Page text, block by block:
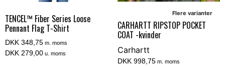
TENCEL™ Fiber Series Loose
Pennant Flag T-Shirt
DKK 348,75 m. moms
DKK 279,00 u. moms
Flere varianter
CARHARTT RIPSTOP POCKET
COAT -kvinder
Carhartt
DKK 998,75 m. moms